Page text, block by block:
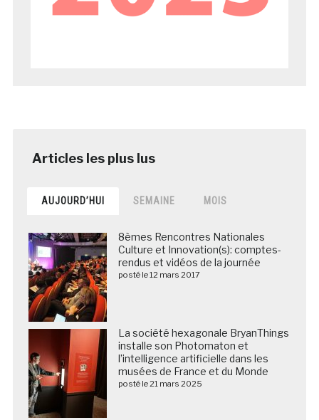
AUJOURD’HUI SEMAINE MOIS
8èmes Rencontres Nationales
Culture et Innovation(s): comptes-
rendus et vidéos de la journée
posté le 12 mars 2017
La société hexagonale BryanThings
installe son Photomaton et
l’intelligence artificielle dans les
musées de France et du Monde
posté le 21 mars 2025